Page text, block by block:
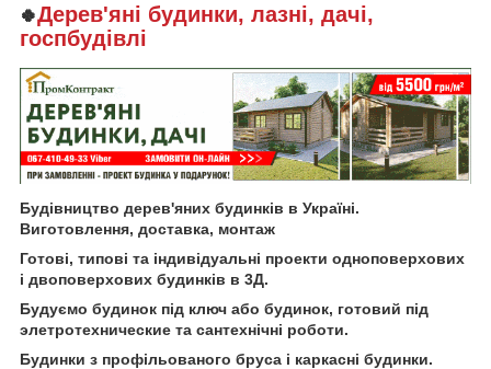
🍀Дерев'яні будинки, лазні, дачі,
госпбудівлі
Будівництво дерев'яних будинків в Україні.
Виготовлення, доставка, монтаж
Готові, типові та індивідуальні проекти одноповерхових
і двоповерхових будинків в 3Д.
Будуємо будинок під ключ або будинок, готовий під
элетротехнические та сантехнічні роботи.
Будинки з профільованого бруса і каркасні будинки.